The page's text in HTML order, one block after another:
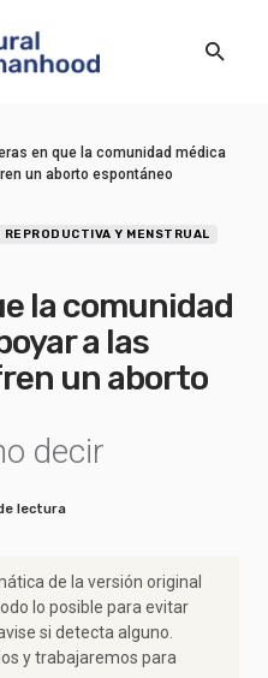
en que la comunidad médica
un aborto espontáneo
REPRODUCTIVA Y MENSTRUAL
la comunidad
a las
un aborto
decir
lectura
de la versión original
lo posible para evitar
si detecta alguno.
y trabajaremos para